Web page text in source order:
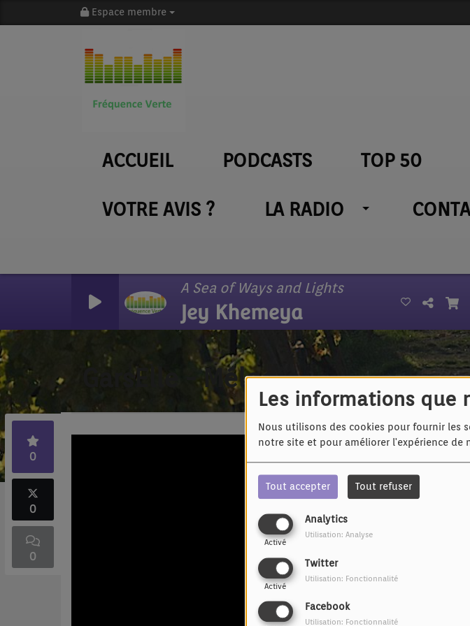
Les informations que
Nous utilisons des cookies pour fournir les
notre site et pour améliorer l'expérience de
Tout accepter Tout refuser
Analytics
Activé
Utilisation: Analyse
Twitter
Activé
Utilisation: Fonctionnalité
Facebook
Utilisation: Fonctionnalité
Espace membre
ACCUEIL PODCASTS TOP 50
VOTRE AVIS ? LA RADIO
A Sea of Ways and Lights
Jey Khemeya
GarsElle - Mélodie
0
0
0